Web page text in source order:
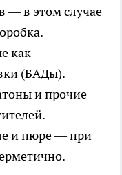
— в этом случае
как
(БАДы).
и прочие
и пюре — при